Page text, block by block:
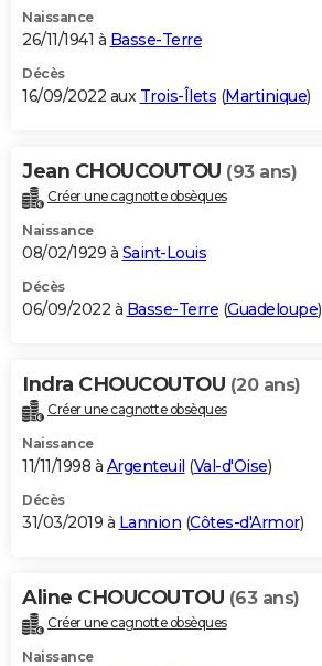
Naissance
26/11/1941 à Basse-Terre
Décès
16/09/2022 aux Trois-Îlets (Martinique)
Jean CHOUCOUTOU (93 ans)
Créer une cagnotte obsèques
Naissance
08/02/1929 à Saint-Louis
Décès
06/09/2022 à Basse-Terre (Guadeloupe)
Indra CHOUCOUTOU (20 ans)
Créer une cagnotte obsèques
Naissance
11/11/1998 à Argenteuil (Val-d'Oise)
Décès
31/03/2019 à Lannion (Côtes-d'Armor)
Aline CHOUCOUTOU (63 ans)
Créer une cagnotte obsèques
Naissance